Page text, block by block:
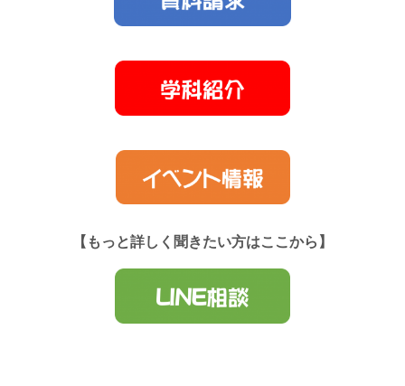
【もっと詳しく聞きたい方はここから】